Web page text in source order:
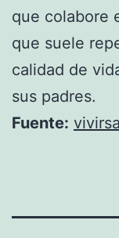
que colabore
que suele
calidad de
sus padres.
Fuente: